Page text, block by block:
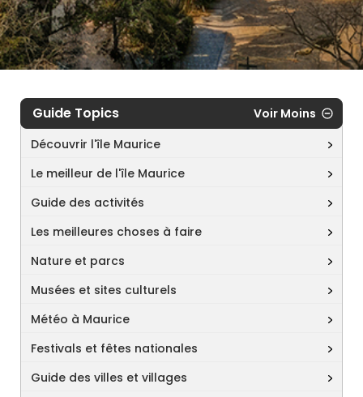
Guide Topics
Voir Moins
Découvrir l'île Maurice
Le meilleur de l'île Maurice
Guide des activités
Les meilleures choses à faire
Nature et parcs
Musées et sites culturels
Météo à Maurice
Festivals et fêtes nationales
Guide des villes et villages